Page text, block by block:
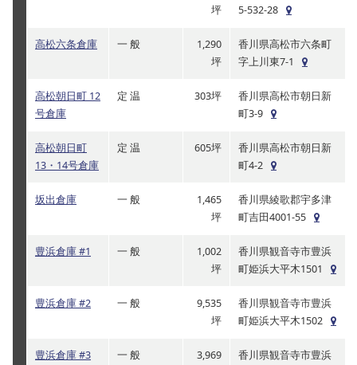
坪
5-532-28
高松六条倉庫 一 般
1,290
坪
香川県高松市六条町
字上川東7-1
高松朝日町 12
号倉庫
定 温 303坪
香川県高松市朝日新
町3-9
高松朝日町
13・14号倉庫
定 温 605坪
香川県高松市朝日新
町4-2
坂出倉庫 一 般
1,465
坪
香川県綾歌郡宇多津
町吉田4001-55
豊浜倉庫 #1 一 般
1,002
坪
香川県観音寺市豊浜
町姫浜大平木1501
豊浜倉庫 #2 一 般
9,535
坪
香川県観音寺市豊浜
町姫浜大平木1502
豊浜倉庫 #3 一 般
3,969
香川県観音寺市豊浜